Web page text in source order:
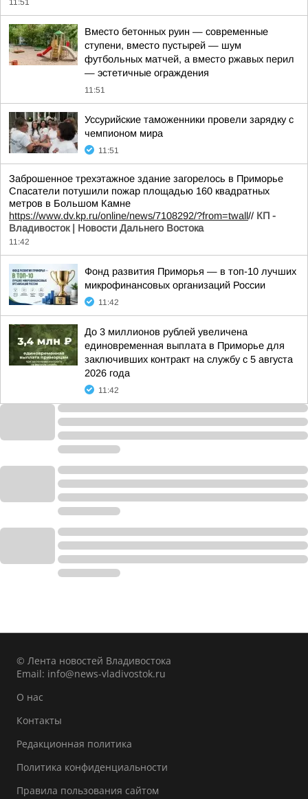
11:51
Вместо бетонных руин — современные
ступени, вместо пустырей — шум
футбольных матчей, а вместо ржавых перил
— эстетичные ограждения
11:51
Уссурийские таможенники провели зарядку с
чемпионом мира
11:51
Заброшенное трехэтажное здание загорелось в Приморье
Спасатели потушили пожар площадью 160 квадратных
метров в Большом Камне
https://www.dv.kp.ru/online/news/7108292/?from=twall// КП -
Владивосток | Новости Дальнего Востока
11:42
Фонд развития Приморья — в топ-10 лучших
микрофинансовых организаций России
11:42
До 3 миллионов рублей увеличена
единовременная выплата в Приморье для
заключивших контракт на службу c 5 августа
2026 года
11:42
© Лента новостей Владивостока
Email: info@news-vladivostok.ru
О нас
Контакты
Редакционная политика
Политика конфиденциальности
Правила пользования сайтом